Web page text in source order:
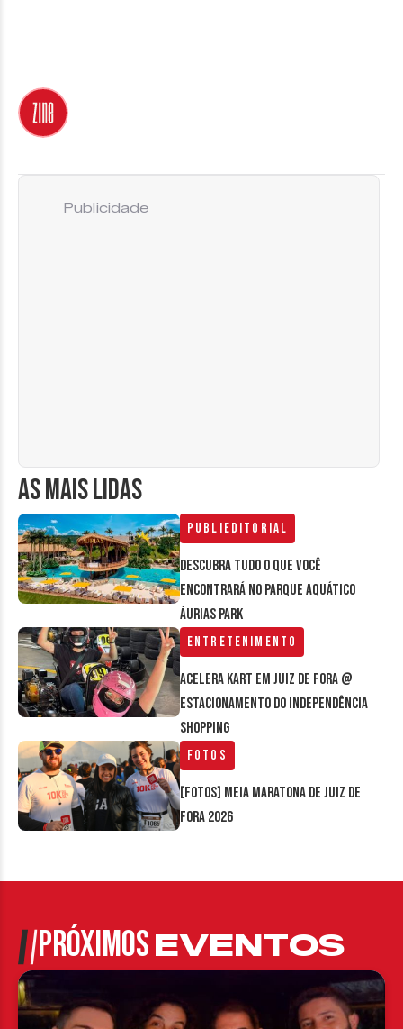
AS MAIS LIDAS
Publieditorial
Descubra tudo o que você
encontrará no parque aquático
Áurias Park
Entretenimento
Acelera Kart em Juiz de Fora @
estacionamento do Independência
Shopping
Fotos
[FOTOS] Meia Maratona de Juiz de
Fora 2026
Publicidade
PRÓXIMOSEVENTOS